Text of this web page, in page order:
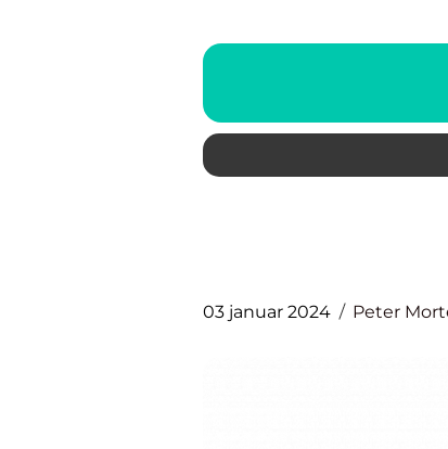
03 januar 2024 Peter